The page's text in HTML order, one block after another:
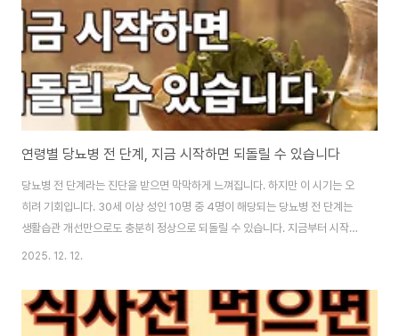
연령별 당뇨병 전 단계, 지금 시작하면 되돌릴 수 있습니다
당뇨병 전 단계라는 진단을 받으면 막막하게 느껴집니다. 하지만 이 시기는 오
히려 기회입니다. 30세 이상 성인 10명 중 4명이 해당되는 당뇨병 전 단계는
생활습관 개선만으로도 충분히 정상으로 되돌릴 수 있습니다. 지금부터 시작하
는 작은 변화가 평생 건강을 지키는 열쇠가 됩니다. 부제: 당뇨병 전 단계, 연령
가2. 정상 혈당 회복이 가장 확실한 예방법3. 체중 관리가 당뇨 예방의 핵심인
이유4. 연령대별 맞춤 영양 관리 실천법5. Q&A6. 결론 이 글의 요약 ✔ 당뇨
2025. 12. 12.